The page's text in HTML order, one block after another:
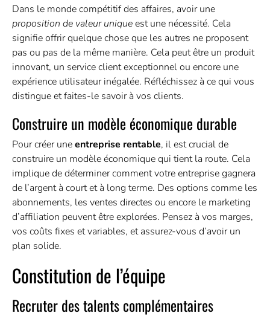
Dans le monde compétitif des affaires, avoir une
proposition de valeur uniqueest une nécessité. Cela
signifie offrir quelque chose que les autres ne proposent
pas ou pas de la même manière. Cela peut être un produit
innovant, un service client exceptionnel ou encore une
expérience utilisateur inégalée. Réfléchissez à ce qui vous
distingue et faites-le savoir à vos clients.
Construire un modèle économique durable
Pour créer uneentreprise rentable, il est crucial de
construire un modèle économique qui tient la route. Cela
implique de déterminer comment votre entreprise gagnera
de l’argent à court et à long terme. Des options comme les
abonnements, les ventes directes ou encore le marketing
d’affiliation peuvent être explorées. Pensez à vos marges,
vos coûts fixes et variables, et assurez-vous d’avoir un
plan solide.
Constitution de l’équipe
Recruter des talents complémentaires